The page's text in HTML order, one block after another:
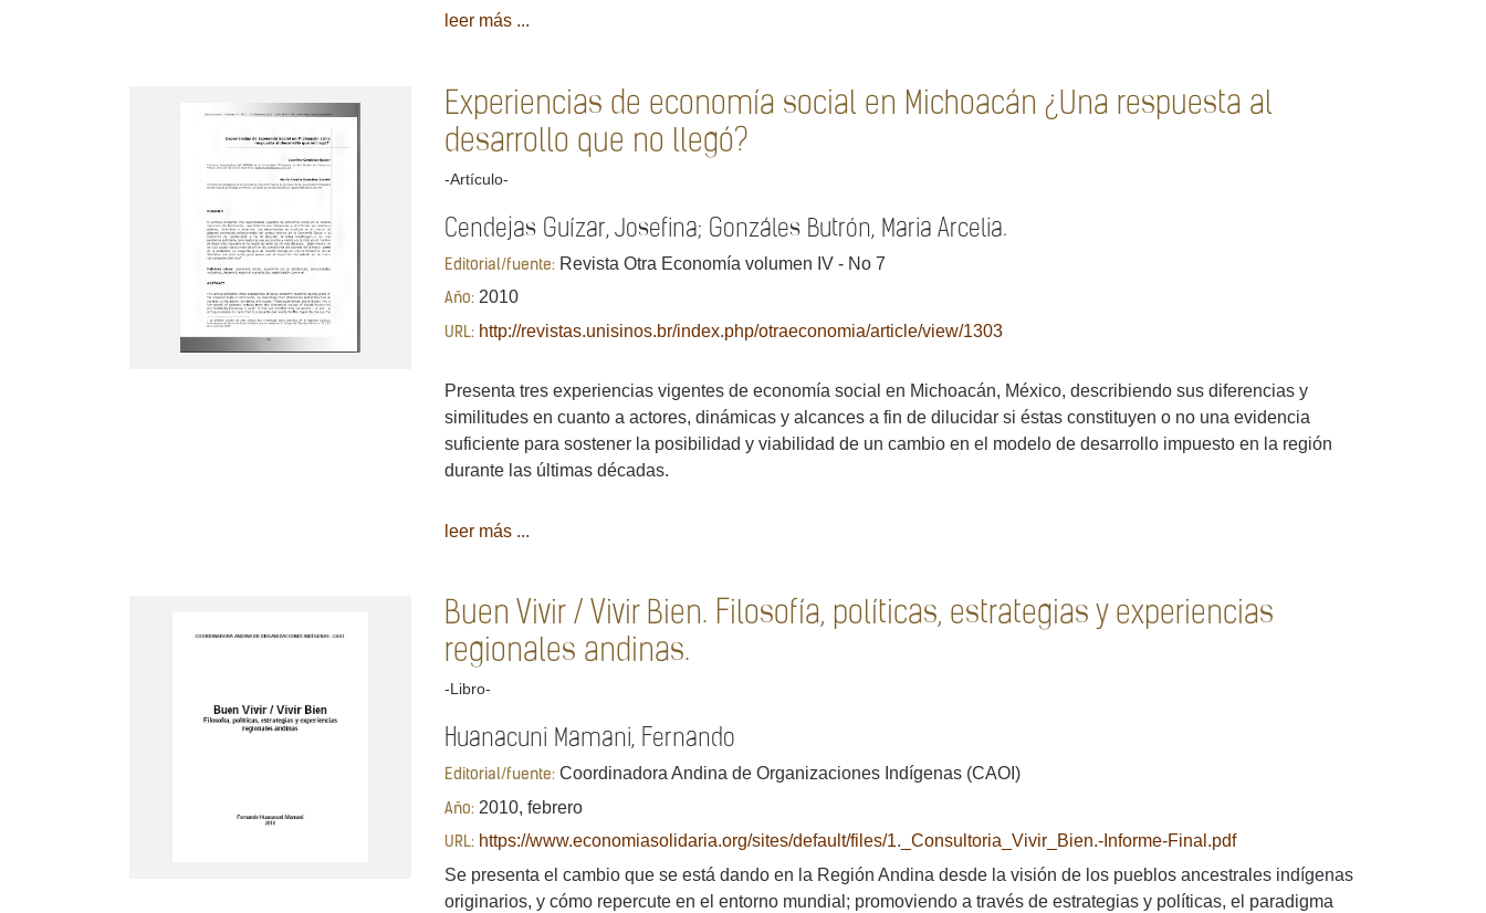
leer más ...
Experiencias de economía social en Michoacán ¿Una respuesta al
desarrollo que no llegó?
-Artículo-
Cendejas Guízar, Josefina; Gonzáles Butrón, Maria Arcelia.
Editorial/fuente: Revista Otra Economía volumen IV - No 7
Año: 2010
URL: http://revistas.unisinos.br/index.php/otraeconomia/article/view/1303
Presenta tres experiencias vigentes de economía social en Michoacán, México, describiendo sus diferencias y
similitudes en cuanto a actores, dinámicas y alcances a fin de dilucidar si éstas constituyen o no una evidencia
suficiente para sostener la posibilidad y viabilidad de un cambio en el modelo de desarrollo impuesto en la región
durante las últimas décadas.
leer más ...
Buen Vivir / Vivir Bien. Filosofía, políticas, estrategias y experiencias
regionales andinas.
-Libro-
Huanacuni Mamani, Fernando
Editorial/fuente: Coordinadora Andina de Organizaciones Indígenas (CAOI)
Año: 2010, febrero
URL: https://www.economiasolidaria.org/sites/default/files/1._Consultoria_Vivir_Bien.-Informe-Final.pdf
Se presenta el cambio que se está dando en la Región Andina desde la visión de los pueblos ancestrales indígenas
originarios, y cómo repercute en el entorno mundial; promoviendo a través de estrategias y políticas, el paradigma